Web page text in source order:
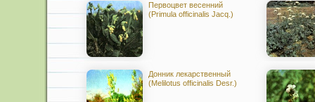
Первоцвет весенний
(Primula officinalis Jacq.)
Донник лекарственный
(Melilotus officinalis Desr.)